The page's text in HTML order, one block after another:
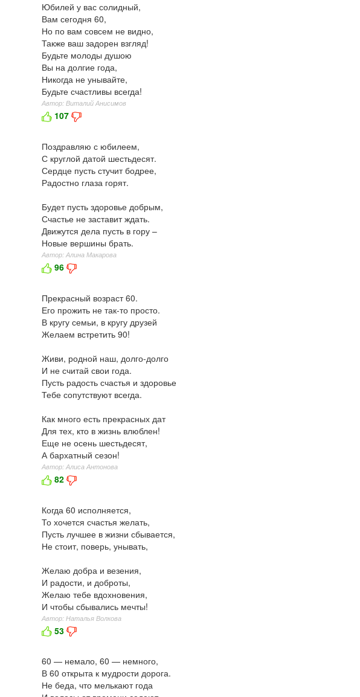
Юбилей у вас солидный,
Вам сегодня 60,
Но по вам совсем не видно,
Также ваш задорен взгляд!
Будьте молоды душою
Вы на долгие года,
Никогда не унывайте,
Будьте счастливы всегда!
Автор: Виталий Анисимов
107
Поздравляю с юбилеем,
С круглой датой шестьдесят.
Сердце пусть стучит бодрее,
Радостно глаза горят.
Будет пусть здоровье добрым,
Счастье не заставит ждать.
Движутся дела пусть в гору –
Новые вершины брать.
Автор: Алина Макарова
96
Прекрасный возраст 60.
Его прожить не так-то просто.
В кругу семьи, в кругу друзей
Желаем встретить 90!
Живи, родной наш, долго-долго
И не считай свои года.
Пусть радость счастья и здоровье
Тебе сопутствуют всегда.
Как много есть прекрасных дат
Для тех, кто в жизнь влюблен!
Еще не осень шестьдесят,
А бархатный сезон!
Автор: Алиса Антонова
82
Когда 60 исполняется,
То хочется счастья желать,
Пусть лучшее в жизни сбывается,
Не стоит, поверь, унывать,
Желаю добра и везения,
И радости, и доброты,
Желаю тебе вдохновения,
И чтобы сбывались мечты!
Автор: Наталья Волкова
53
60 — немало, 60 — немного,
В 60 открыта к мудрости дорога.
Не беда, что мелькают года